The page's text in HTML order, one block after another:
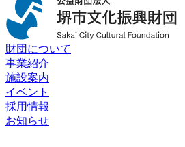
財団について
事業紹介
施設案内
イベント
採用情報
お知らせ